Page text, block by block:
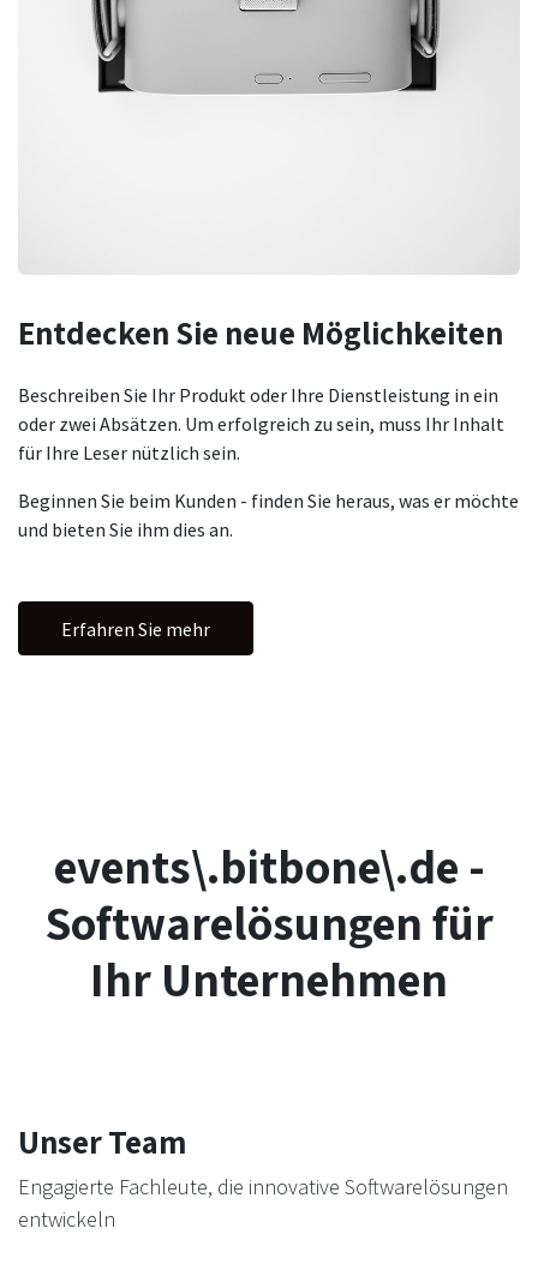
Entdecken Sie neue Möglichkeiten
Beschreiben Sie Ihr Produkt oder Ihre Dienstleistung in ein
oder zwei Absätzen. Um erfolgreich zu sein, muss Ihr Inhalt
für Ihre Leser nützlich sein.
Beginnen Sie beim Kunden - finden Sie heraus, was er möchte
und bieten Sie ihm dies an.
Erfahren Sie mehr
events\.bitbone\.de -
Softwarelösungen für
Ihr Unternehmen
Unser Team
Engagierte Fachleute, die innovative Softwarelösungen
entwickeln